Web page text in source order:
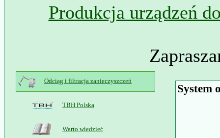
Produkcja urządzeń
Odciąg i filtracja zanieczyszczeń
TBH Polska
Warto wiedzieć
System